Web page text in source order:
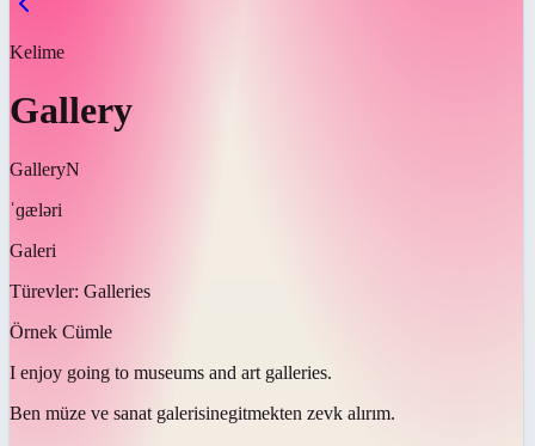
Kelime
Gallery
GalleryN
ˈɡæləri
Galeri
Türevler: Galleries
Örnek Cümle
I enjoy going to museums and art galleries.
Ben müze ve sanat galerisinegitmekten zevk alırım.